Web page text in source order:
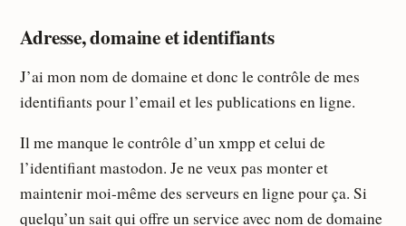
Adresse, domaine et identifiants
J’ai mon nom de domaine et donc le contrôle de mes
identifiants pour l’email et les publications en ligne.
Il me manque le contrôle d’un xmpp et celui de
l’identifiant mastodon. Je ne veux pas monter et
maintenir moi-même des serveurs en ligne pour ça. Si
quelqu’un sait qui offre un service avec nom de domaine